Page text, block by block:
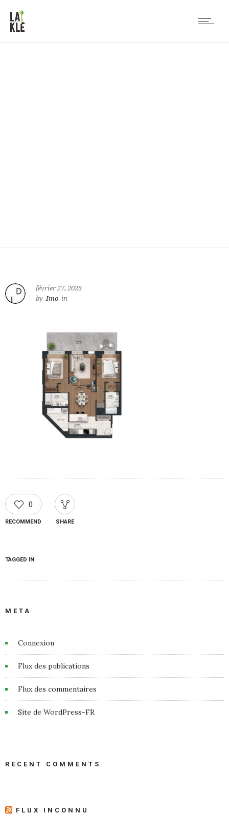
février 27, 2025
by Imo in
0
RECOMMEND SHARE
TAGGED IN
META
Connexion
Flux des publications
Flux des commentaires
Site de WordPress-FR
RECENT COMMENTS
FLUX INCONNU